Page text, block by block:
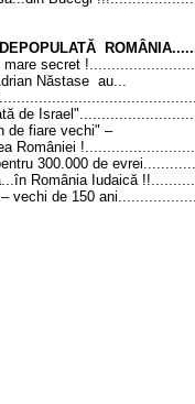
mare secret
Năstase au...
de
de fiare vechi" –
României
300.000 de
România Iudaică
– vechi de 150